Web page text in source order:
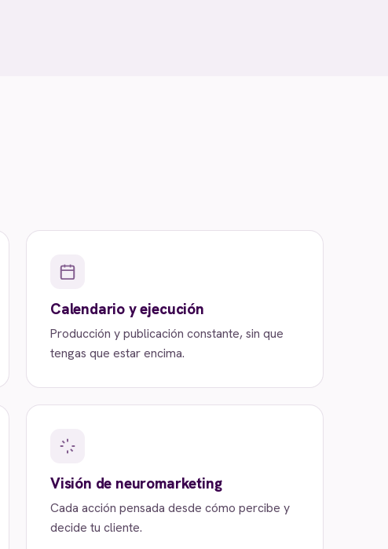
Calendario y ejecución
Producción y publicación constante, sin que
tengas que estar encima.
Visión de neuromarketing
Cada acción pensada desde cómo percibe y
decide tu cliente.